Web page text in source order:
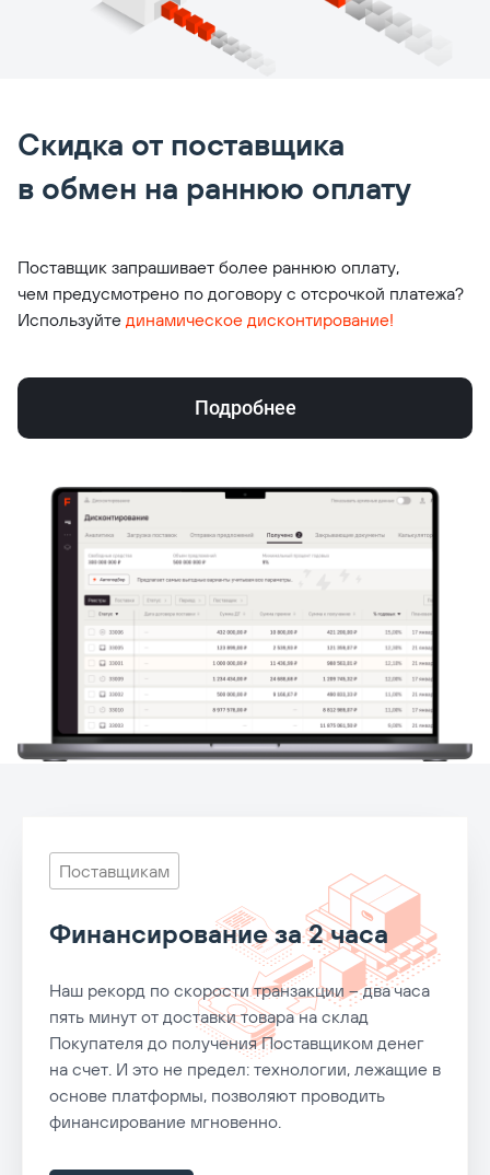
Скидка от поставщика
в обмен на раннюю оплату
Поставщик запрашивает более раннюю оплату,
чем предусмотрено по договору с отсрочкой платежа?
Используйте динамическое дисконтирование!
Подробнее
Поставщикам
Финансирование за 2 часа
Наш рекорд по скорости транзакции – два часа
пять минут от доставки товара на склад
Покупателя до получения Поставщиком денег
на счет. И это не предел: технологии, лежащие в
основе платформы, позволяют проводить
финансирование мгновенно.